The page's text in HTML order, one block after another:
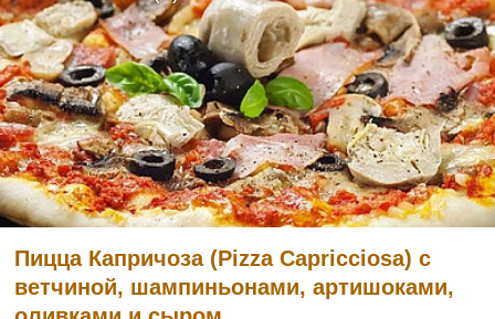
Пицца Капричоза (Pizza Capricciosa) с
ветчиной, шампиньонами, артишоками,